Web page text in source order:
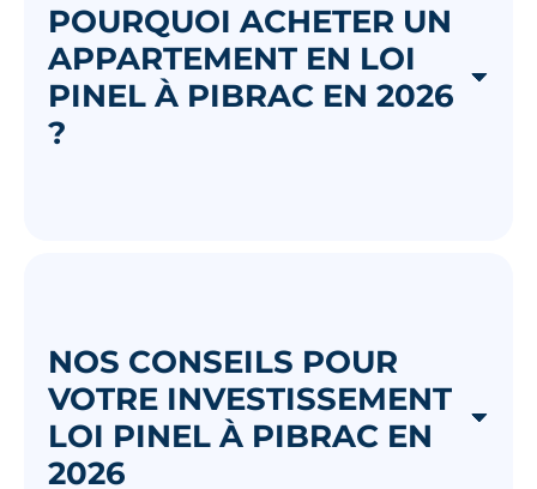
POURQUOI ACHETER UN
APPARTEMENT EN LOI
PINEL À PIBRAC EN 2026
?
NOS CONSEILS POUR
VOTRE INVESTISSEMENT
LOI PINEL À PIBRAC EN
2026